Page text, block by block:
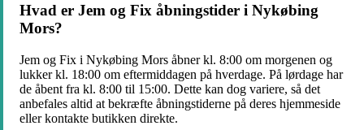
Hvad er Jem og Fix åbningstider i Nykøbing
Mors?
Jem og Fix i Nykøbing Mors åbner kl. 8:00 om morgenen og
lukker kl. 18:00 om eftermiddagen på hverdage. På lørdage har
de åbent fra kl. 8:00 til 15:00. Dette kan dog variere, så det
anbefales altid at bekræfte åbningstiderne på deres hjemmeside
eller kontakte butikken direkte.